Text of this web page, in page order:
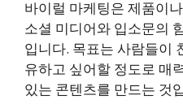
바이럴 마케팅은 제품이
소셜 미디어와 입소문의
입니다. 목표는 사람들이
유하고 싶어할 정도로 매
있는 콘텐츠를 만드는 것